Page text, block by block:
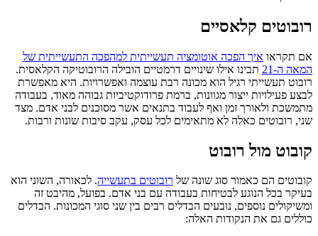
רובוטים קלאסיים
אם תקראו איך הפכה אוטומציה תעשייתית למהפכה התעשייתית של
המאה ה-21
תבינו אילו שינויים דרמטיים הובילה הרובוטיקה הקלאסית.
רובוט תעשייתי רגיל הוא מכונה רבת עוצמה ואפשרויות. היא מאפשרת
לבצע פעילויות ייצור מגוונות, ברמת פרודוקטיביות גבוהה מאוד, בעבודה
מתמשכת ולאורך זמן ואף לעבוד בתנאים אשר מסוכנים לבני אדם. מצד
שני, רובוטים כאלה לא מתאימים לכל עסק, עקב סיבות שונות ורבות.
קובוט מול רובוט
קובוטים הם כאמור סוג שונה של רובוטים בתעשייה. לכאורה, השוני הוא
בעיקר בכל הנוגע לבטיחות בעבודה עם בני אדם. בפועל, מהיבט זה
ומשיקולים נוספים, נובעים הבדלים רבים בין שני סוגי המכונות. הבדלים
כוללים גם את הנקודות האלה: